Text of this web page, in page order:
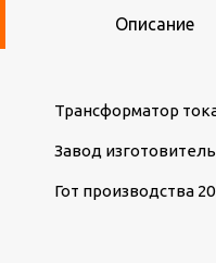
Описание
Трансформатор
Завод
Гот производства